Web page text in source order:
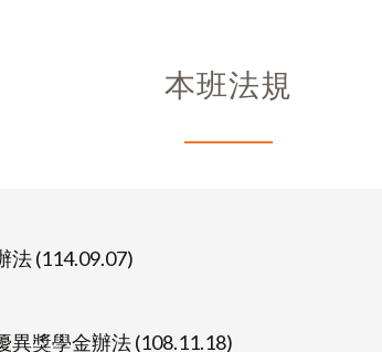
本班法規
法 (114.09.07)
獎學金辦法 (108.11.18)